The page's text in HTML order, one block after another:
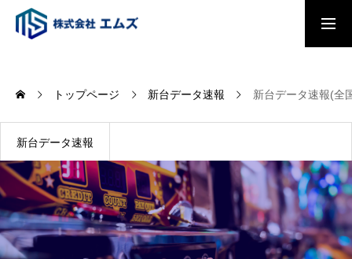
会社概要
事業内容
トップページ 新台データ速報 新台データ速報(全
新台データ速報